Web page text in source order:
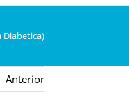
Diabetica)
Anterior